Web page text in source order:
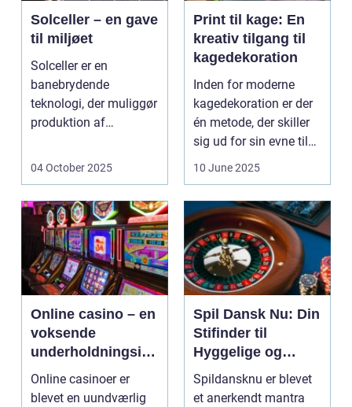
Solceller – en gave
til miljøet
Solceller er en
banebrydende
teknologi, der muliggør
produktion af
udnytt...
04 October 2025
Print til kage: En
kreativ tilgang til
kagedekoration
Inden for moderne
kagedekoration er der
én metode, der skiller
sig ud for sin evne til
at bri...
10 June 2025
Online casino – en
voksende
underholdningsind
ustri
Online casinoer er
blevet en uundværlig
Spil Dansk Nu: Din
Stifinder til
Hyggelige og
Underholdende
Online Casinoer
Spildansknu er blevet
et anerkendt mantra